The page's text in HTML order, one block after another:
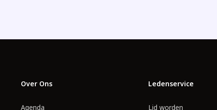
Over Ons
Agenda
Ledenservice
Lid worden